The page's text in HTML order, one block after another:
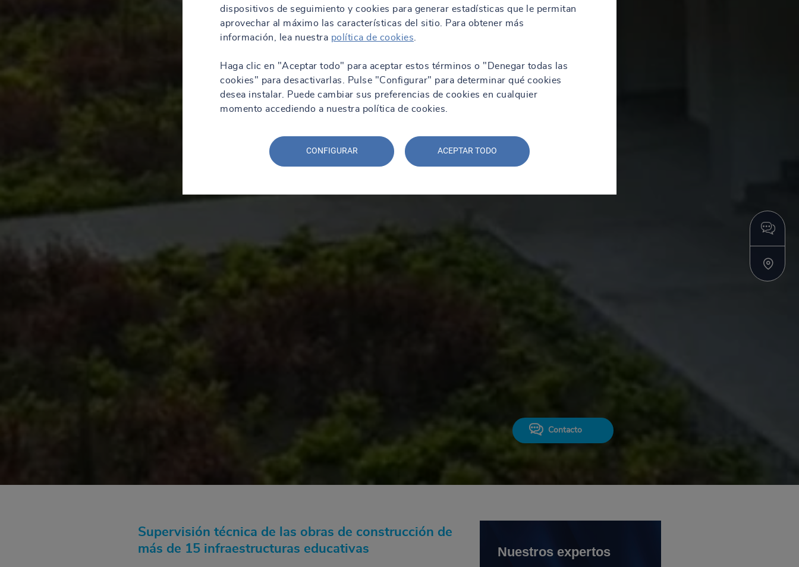
Contacto
Supervisión técnica de las obras de construcción de
más de 15 infraestructuras educativas
Nuestros expertos
dispositivos de seguimiento y cookies para generar estadísticas que le permitan
aprovechar al máximo las características del sitio. Para obtener más
información, lea nuestra política de cookies
Haga clic en "Aceptar todo" para aceptar estos términos o "Denegar todas las
cookies" para desactivarlas. Pulse "Configurar" para determinar qué cookies
desea instalar. Puede cambiar sus preferencias de cookies en cualquier
momento accediendo a nuestra política de cookies.
CONFIGURAR ACEPTAR TODO